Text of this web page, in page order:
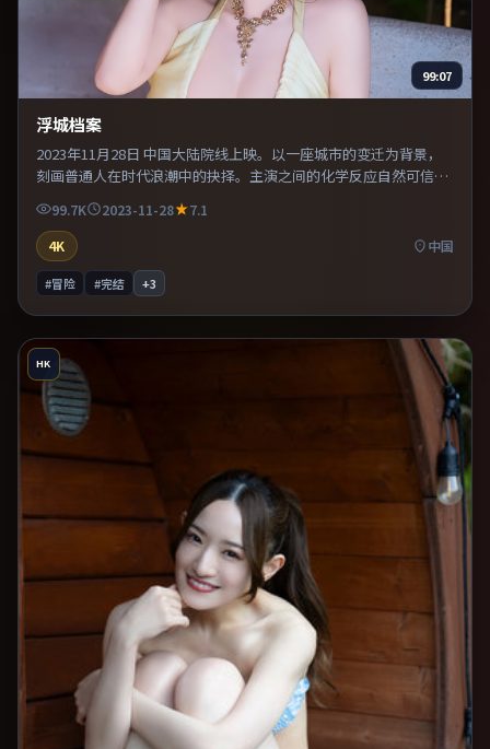
99:07
浮城档案
2023年11月28日 中国大陆院线上映。以一座城市的变迁为背景，
刻画普通人在时代浪潮中的抉择。主演之间的化学反应自然可信，
对手戏张力贯穿全片。推荐给偏爱群像戏与命运母题的影迷。
99.7K 2023-11-28
7.1
4K
中国
#冒险 #完结 +3
HK